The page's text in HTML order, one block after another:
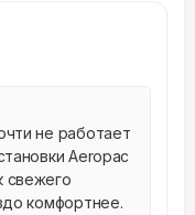
не работает
Aeropac
свежего
комфортнее.